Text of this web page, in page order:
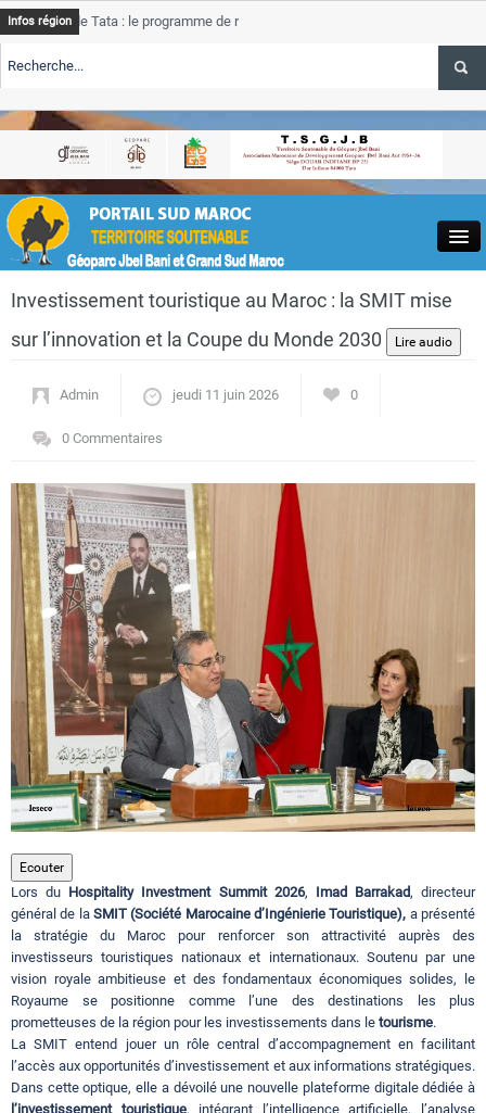
Close
Actualités
Circuits touristiques
Tourisme
Régions
Hotels
Evenements
Contact
Infos région
de Tata : le programme de rehabilitation post-inondations
TSGJB Tourisme : l’ONMT renforce l’aerien a Dakhla et
Tata
service
TSGJB Tourisme au Maroc : Transavia renforce les vols Paris-
Investissement touristique au Maroc : la SMIT mise
sur l’innovation et la Coupe du Monde 2030
Admin jeudi 11 juin 2026 0
0 Commentaires
Ecouter
Lors du Hospitality Investment Summit 2026, Imad Barrakad, directeur
général de la SMIT (Société Marocaine d’Ingénierie Touristique), a présenté
la stratégie du Maroc pour renforcer son attractivité auprès des
investisseurs touristiques nationaux et internationaux. Soutenu par une
vision royale ambitieuse et des fondamentaux économiques solides, le
Royaume se positionne comme l’une des destinations les plus
prometteuses de la région pour les investissements dans le tourisme.
La SMIT entend jouer un rôle central d’accompagnement en facilitant
l’accès aux opportunités d’investissement et aux informations stratégiques.
Dans cette optique, elle a dévoilé une nouvelle plateforme digitale dédiée à
l’investissement touristique, intégrant l’intelligence artificielle, l’analyse